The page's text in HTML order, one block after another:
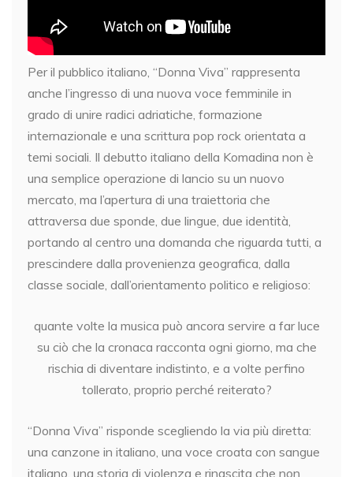
Per il pubblico italiano, “Donna Viva” rappresenta
anche l’ingresso di una nuova voce femminile in
grado di unire radici adriatiche, formazione
internazionale e una scrittura pop rock orientata a
temi sociali. Il debutto italiano della Komadina non è
una semplice operazione di lancio su un nuovo
mercato, ma l’apertura di una traiettoria che
attraversa due sponde, due lingue, due identità,
portando al centro una domanda che riguarda tutti, a
prescindere dalla provenienza geografica, dalla
classe sociale, dall’orientamento politico e religioso:
quante volte la musica può ancora servire a far luce
su ciò che la cronaca racconta ogni giorno, ma che
rischia di diventare indistinto, e a volte perfino
tollerato, proprio perché reiterato?
“Donna Viva” risponde scegliendo la via più diretta:
una canzone in italiano, una voce croata con sangue
italiano, una storia di violenza e rinascita che non